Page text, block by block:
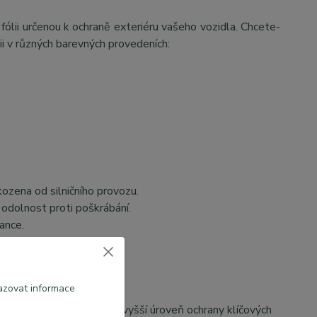
určenou k ochraně exteriéru vašeho vozidla. Chcete-
různých barevných provedeních:
od silničního provozu.
proti poškrábání.
výroby zaručující nejvyšší úroveň ochrany klíčových
informace